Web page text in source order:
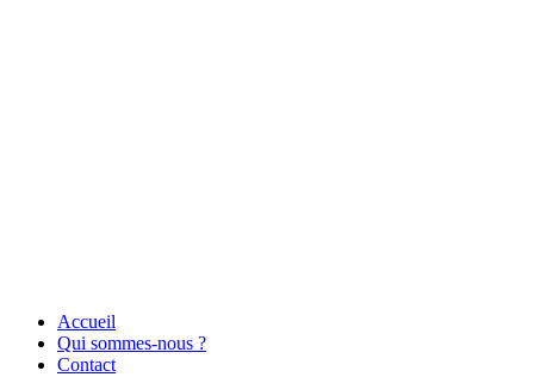
Accueil
Qui sommes-nous ?
Contact